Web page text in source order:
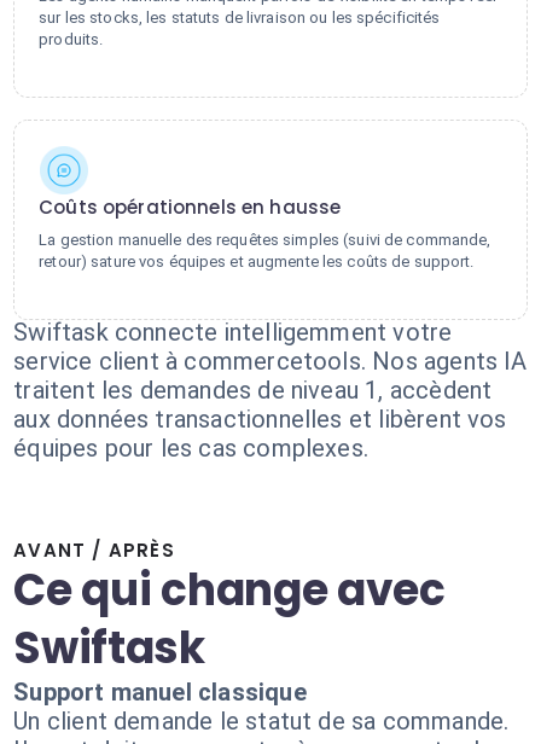
sur les stocks, les statuts de livraison ou les spécificités
produits.
Coûts opérationnels en hausse
La gestion manuelle des requêtes simples (suivi de commande,
retour) sature vos équipes et augmente les coûts de support.
Swiftask connecte intelligemment votre
service client à commercetools. Nos agents IA
traitent les demandes de niveau 1, accèdent
aux données transactionnelles et libèrent vos
équipes pour les cas complexes.
AVANT / APRÈS
Ce qui change avec
Swiftask
Support manuel classique
Un client demande le statut de sa commande.